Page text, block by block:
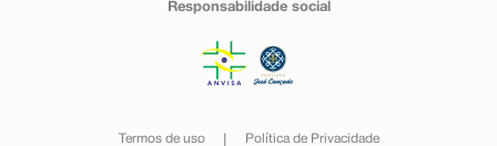
Responsabilidade social
Termos de uso Política de Privacidade